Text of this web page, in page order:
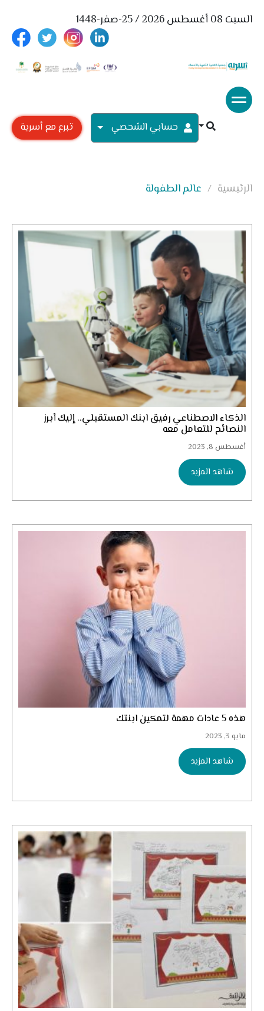
السبت 08 أغسطس 2026 / 25-صفر-1448
حسابي الشحصي تبرع مع أسرية
الرئيسية عالم الطفولة
الذكاء الاصطناعي رفيق ابنك المستقبلي.. إليك أبرز
النصائح للتعامل معه
أغسطس 8, 2023
شاهد المزيد
هذه 5 عادات مهمة لتمكين ابنتك
مايو 3, 2023
شاهد المزيد